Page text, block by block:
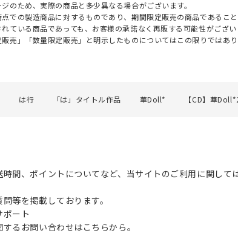
のため、実際の商品と多少異なる場合がございます。
での製造商品に対するものであり、期間限定販売の商品であるこ
ている商品であっても、お客様の承諾なく再販する可能性がござい
売」「数量限定販売」と明示したものについてはこの限りではあり
は行 「は」タイトル作品 華Doll* 【CD】華
間、ポイントについてなど、当サイトのご利用に関して
等を掲載しております。
ポート
るお問い合わせはこちらから。